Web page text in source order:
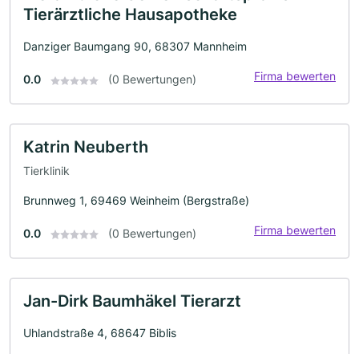
Tierärztliche Hausapotheke
Danziger Baumgang 90, 68307 Mannheim
0.0 (0 Bewertungen) Firma bewerten
Katrin Neuberth
Tierklinik
Brunnweg 1, 69469 Weinheim (Bergstraße)
0.0 (0 Bewertungen) Firma bewerten
Jan-Dirk Baumhäkel Tierarzt
Uhlandstraße 4, 68647 Biblis